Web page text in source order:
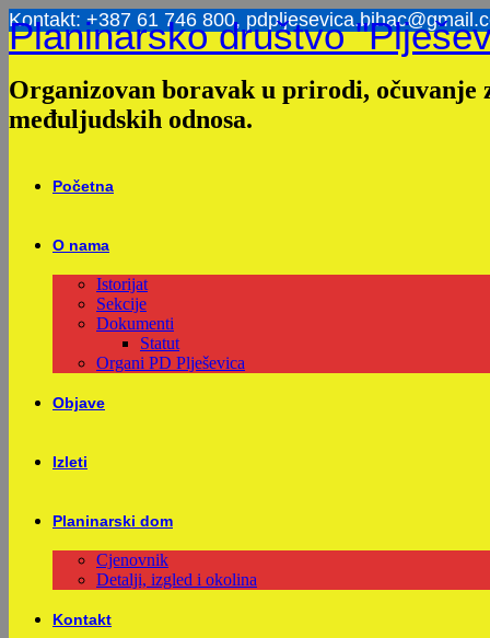
Skip
to
content
Kontakt: +387 61 746 800,
Planinarsko društvo
Organizovan boravak u prirodi,
međuljudskih odnosa.
Početna
O nama
Istorijat
Sekcije
Dokumenti
Statut
Organi PD Plješevica
Objave
Izleti
Planinarski dom
Cjenovnik
Detalji, izgled i okolina
Kontakt